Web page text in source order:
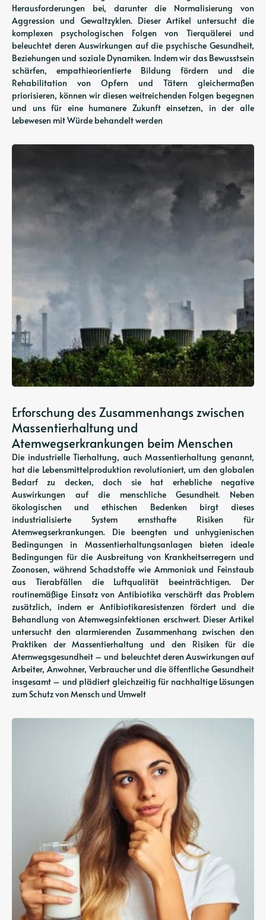
Herausforderungen bei, darunter die Normalisierung von
Aggression und Gewaltzyklen. Dieser Artikel untersucht die
komplexen psychologischen Folgen von Tierquälerei und
beleuchtet deren Auswirkungen auf die psychische Gesundheit,
Beziehungen und soziale Dynamiken. Indem wir das Bewusstsein
schärfen, empathieorientierte Bildung fördern und die
Rehabilitation von Opfern und Tätern gleichermaßen
priorisieren, können wir diesen weitreichenden Folgen begegnen
und uns für eine humanere Zukunft einsetzen, in der alle
Lebewesen mit Würde behandelt werden
Erforschung des Zusammenhangs zwischen
Massentierhaltung und
Atemwegserkrankungen beim Menschen
Die industrielle Tierhaltung, auch Massentierhaltung genannt,
hat die Lebensmittelproduktion revolutioniert, um den globalen
Bedarf zu decken, doch sie hat erhebliche negative
Auswirkungen auf die menschliche Gesundheit. Neben
ökologischen und ethischen Bedenken birgt dieses
industrialisierte System ernsthafte Risiken für
Atemwegserkrankungen. Die beengten und unhygienischen
Bedingungen in Massentierhaltungsanlagen bieten ideale
Bedingungen für die Ausbreitung von Krankheitserregern und
Zoonosen, während Schadstoffe wie Ammoniak und Feinstaub
aus Tierabfällen die Luftqualität beeinträchtigen. Der
routinemäßige Einsatz von Antibiotika verschärft das Problem
zusätzlich, indem er Antibiotikaresistenzen fördert und die
Behandlung von Atemwegsinfektionen erschwert. Dieser Artikel
untersucht den alarmierenden Zusammenhang zwischen den
Praktiken der Massentierhaltung und den Risiken für die
Atemwegsgesundheit – und beleuchtet deren Auswirkungen auf
Arbeiter, Anwohner, Verbraucher und die öffentliche Gesundheit
insgesamt – und plädiert gleichzeitig für nachhaltige Lösungen
zum Schutz von Mensch und Umwelt